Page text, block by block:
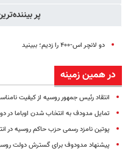
پر
دو لانچر اس-۴۰۰ را زدیم؛ ببینید
در همین زمینه
انتقاد رئیس جمهور روسیه از کیفیت
تمایل مدودف به انتخاب شدن اوباما در
پوتین نامزد رسمی حزب حاکم روسیه در
پیشنهاد مدودوف برای گسترش دولت